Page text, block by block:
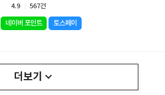
4.9 567건
네이버 포인트 토스페이
더보기